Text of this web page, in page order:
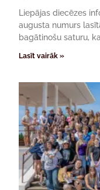
Liepājas diecēzes
augusta numurs
bagātinošu saturu,
Lasīt vairāk »